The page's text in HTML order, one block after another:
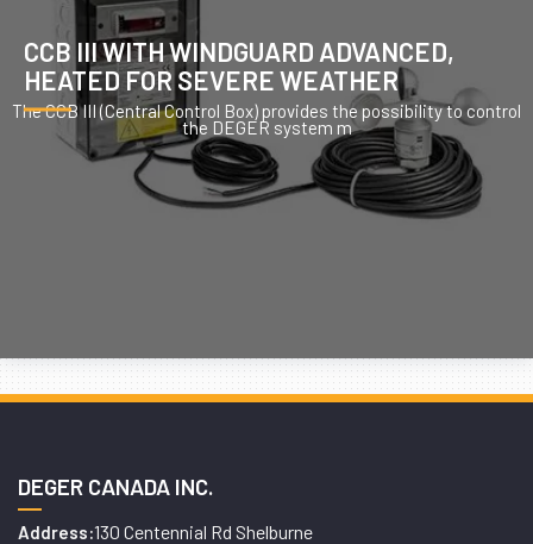
CCB III WITH WINDGUARD ADVANCED,
HEATED FOR SEVERE WEATHER
The CCB III (Central Control Box) provides the possibility to control
the DEGER system m
DEGER CANADA INC.
Address:130 Centennial Rd Shelburne